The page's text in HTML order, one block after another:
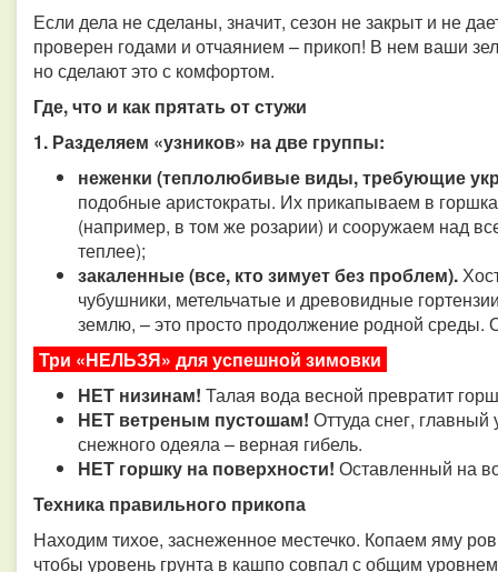
Если дела не сделаны, значит, сезон не закрыт и не
проверен годами и отчаянием – прикоп! В нем ваши
но сделают это с комфортом.
Где, что и как прятать от стужи
1. Разделяем «узников» на две группы:
неженки (теплолюбивые виды, требующие
подобные аристократы. Их прикапываем в
(например, в том же розарии) и сооружаем над
теплее);
закаленные (все, кто зимует без проблем).
чубушники, метельчатые и древовидные
землю, – это просто продолжение родной среды.
Три «НЕЛЬЗЯ» для успешной зимовки
НЕТ низинам! Талая вода весной превратит
НЕТ ветреным пустошам! Оттуда снег,
снежного одеяла – верная гибель.
НЕТ горшку на поверхности! Оставленный на
Техника правильного прикопа
Находим тихое, заснеженное местечко. Копаем яму
чтобы уровень грунта в кашпо совпал с общим